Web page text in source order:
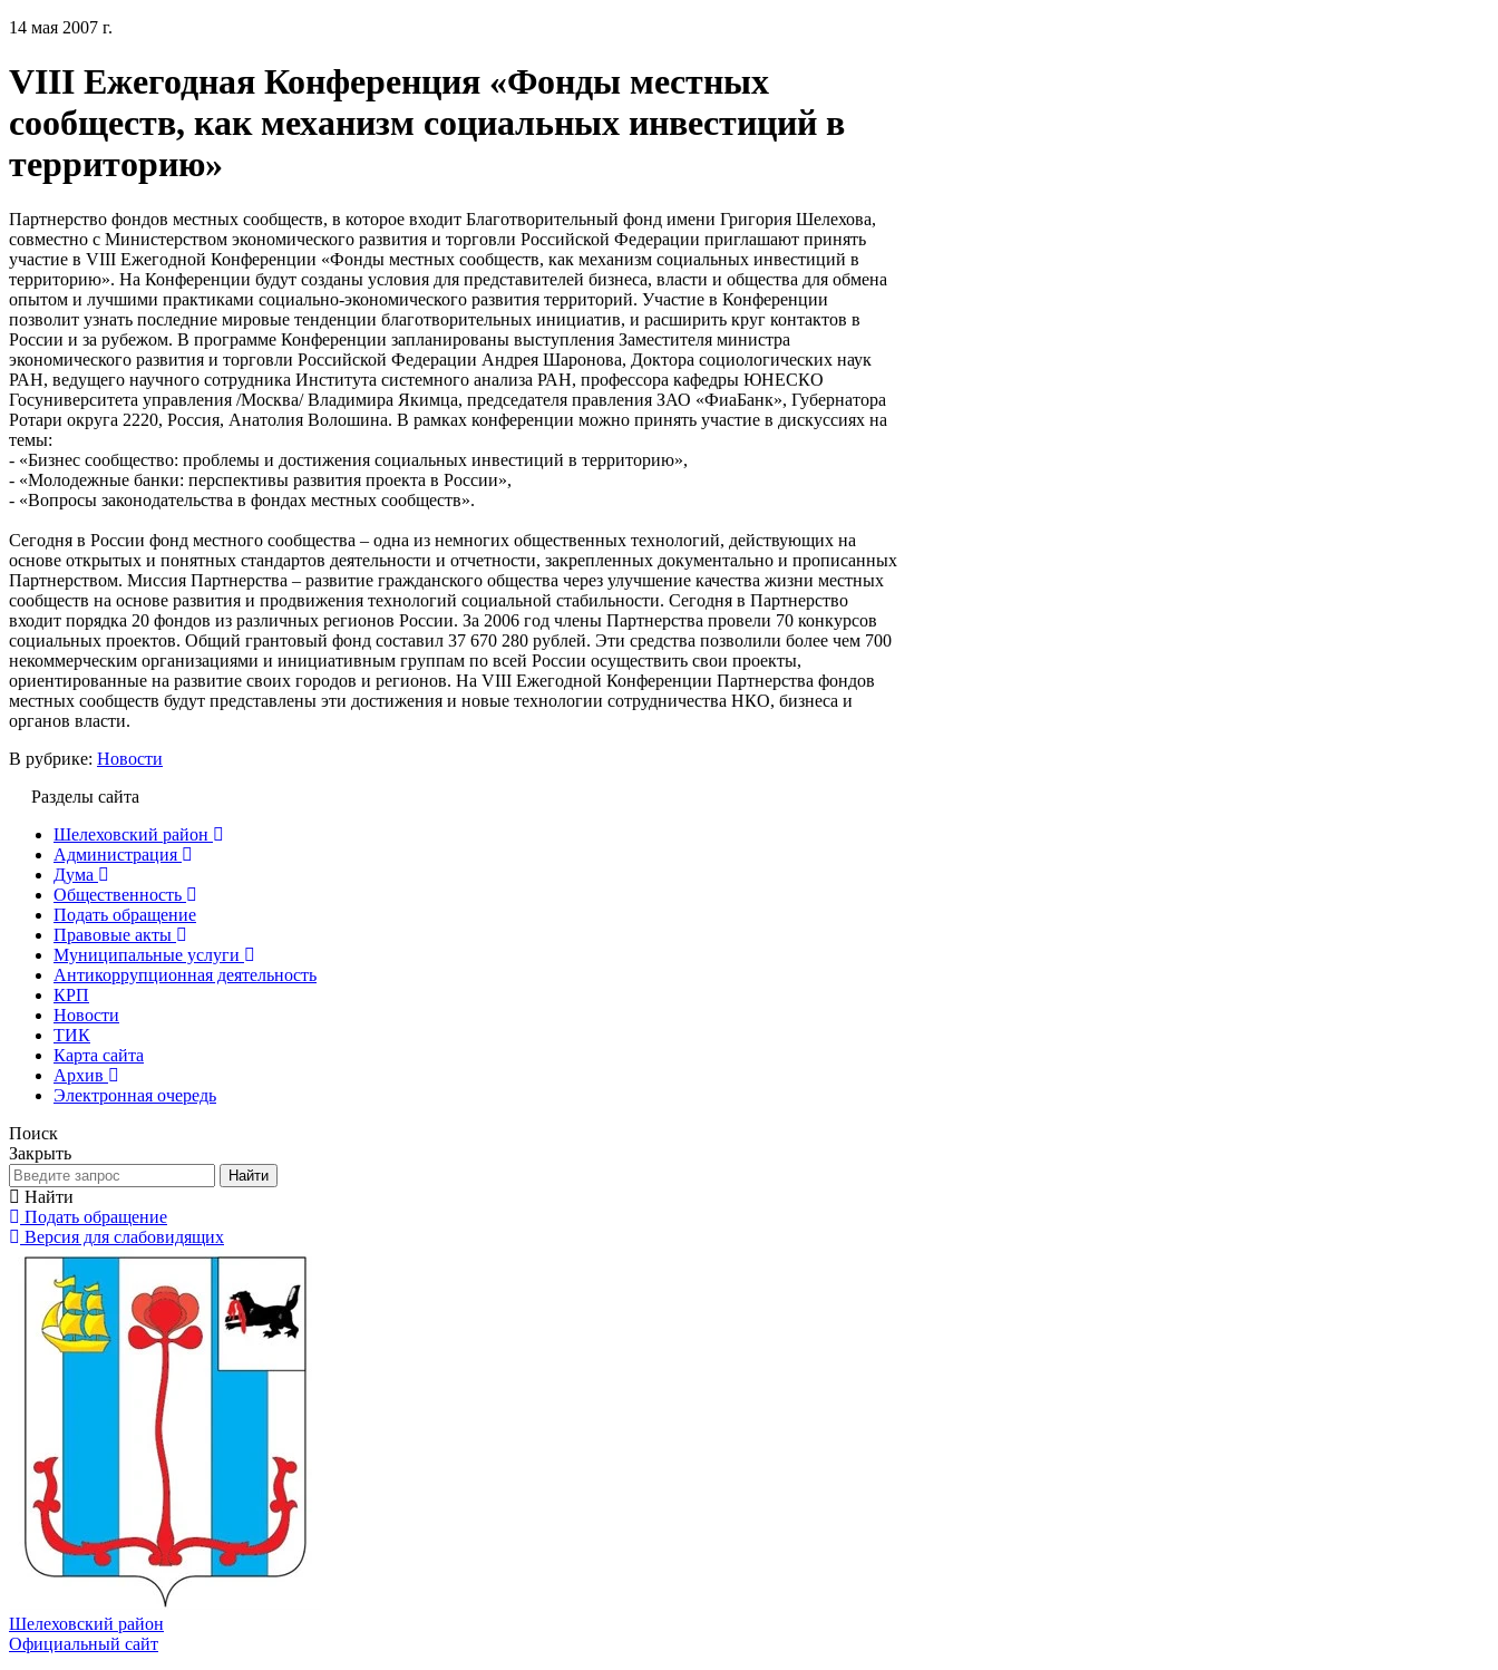
14 мая 2007 г.
VIII Ежегодная Конференция «Фонды местных
сообществ, как механизм социальных инвестиций в
территорию»
Партнерство фондов местных сообществ, в которое входит Благотворительный фонд имени Григория Шелехова,
совместно с Министерством экономического развития и торговли Российской Федерации приглашают принять
участие в VIII Ежегодной Конференции «Фонды местных сообществ, как механизм социальных инвестиций в
территорию». На Конференции будут созданы условия для представителей бизнеса, власти и общества для обмена
опытом и лучшими практиками социально-экономического развития территорий. Участие в Конференции
позволит узнать последние мировые тенденции благотворительных инициатив, и расширить круг контактов в
России и за рубежом. В программе Конференции запланированы выступления Заместителя министра
экономического развития и торговли Российской Федерации Андрея Шаронова, Доктора социологических наук
РАН, ведущего научного сотрудника Института системного анализа РАН, профессора кафедры ЮНЕСКО
Госуниверситета управления /Москва/ Владимира Якимца, председателя правления ЗАО «ФиаБанк», Губернатора
Ротари округа 2220, Россия, Анатолия Волошина. В рамках конференции можно принять участие в дискуссиях на
темы:
- «Бизнес сообщество: проблемы и достижения социальных инвестиций в территорию»,
- «Молодежные банки: перспективы развития проекта в России»,
- «Вопросы законодательства в фондах местных сообществ».
Сегодня в России фонд местного сообщества – одна из немногих общественных технологий, действующих на
основе открытых и понятных стандартов деятельности и отчетности, закрепленных документально и прописанных
Партнерством. Миссия Партнерства – развитие гражданского общества через улучшение качества жизни местных
сообществ на основе развития и продвижения технологий социальной стабильности. Сегодня в Партнерство
входит порядка 20 фондов из различных регионов России. За 2006 год члены Партнерства провели 70 конкурсов
социальных проектов. Общий грантовый фонд составил 37 670 280 рублей. Эти средства позволили более чем 700
некоммерческим организациями и инициативным группам по всей России осуществить свои проекты,
ориентированные на развитие своих городов и регионов. На VIII Ежегодной Конференции Партнерства фондов
местных сообществ будут представлены эти достижения и новые технологии сотрудничества НКО, бизнеса и
органов власти.
В рубрике: Новости
Разделы сайта
Шелеховский район
Администрация
Дума
Общественность
Подать обращение
Правовые акты
Муниципальные услуги
Антикоррупционная деятельность
КРП
Новости
ТИК
Карта сайта
Архив
Электронная очередь
Поиск
Закрыть
Найти
Найти
Подать обращение
Версия для слабовидящих
Шелеховский район
Официальный сайт